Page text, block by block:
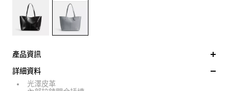
產品資訊
詳細資料
光澤皮革